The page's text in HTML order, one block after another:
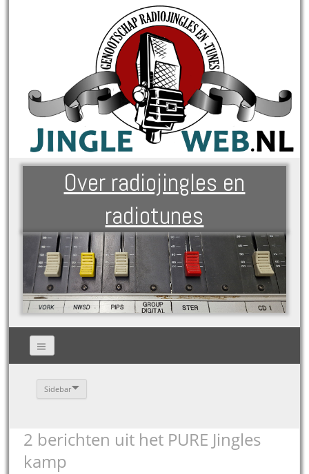
Over radiojingles en
radiotunes
Sidebar
2 berichten uit het PURE Jingles
kamp